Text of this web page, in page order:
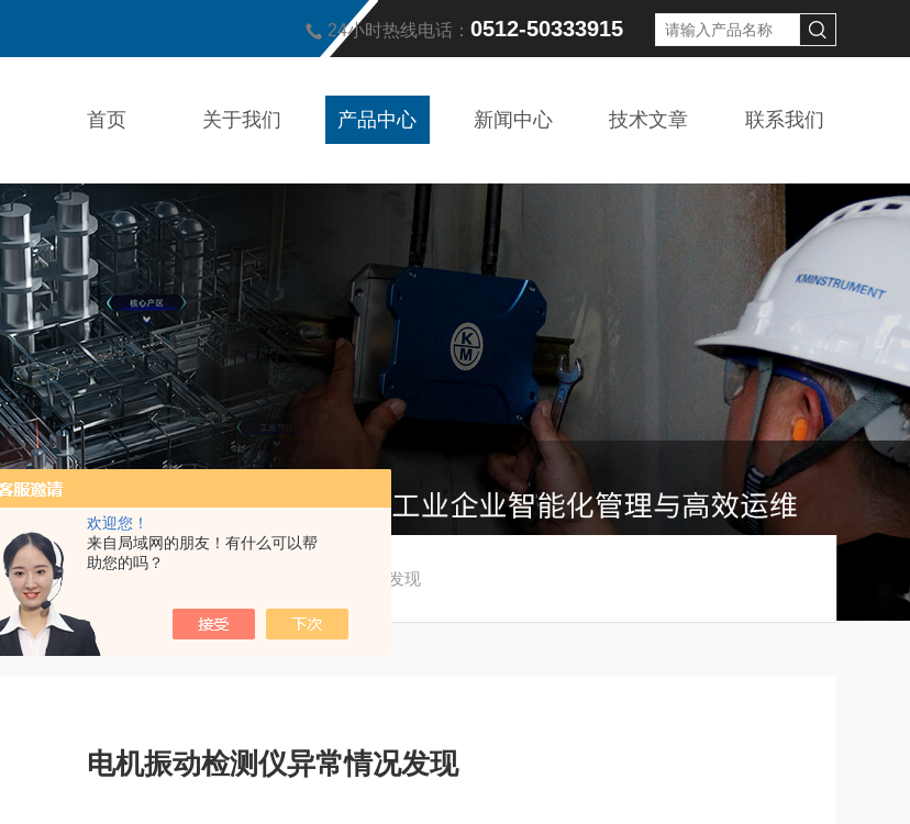
欢迎您！
来自局域网的朋友！有什么可以帮
助您的吗？
24小时热线电话： 0512-50333915
首页 关于我们 产品中心 新闻中心 技术文章 联系我们
产品中心/ / / 电机振动检测仪异常情况发现
电机振动检测仪异常情况发现